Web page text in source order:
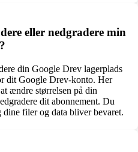
eller nedgradere min
din Google Drev lagerplads
dit Google Drev-konto. Her
ændre størrelsen på din
dit abonnement. Du
dine filer og data bliver bevaret.